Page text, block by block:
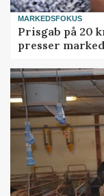
MARKEDSFOKUS
Prisgab på 20
presser